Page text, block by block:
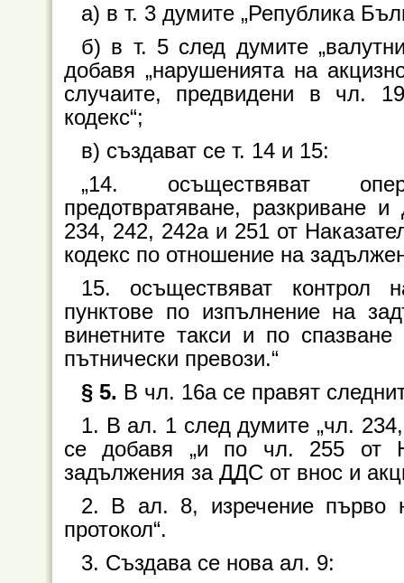
а) в т. 3 думите „Република
б) в т. 5 след думите
добавя „нарушенията на
случаите, предвидени в чл.
кодекс“;
в) създават се т. 14 и 15:
„14. осъществяват
предотвратяване, разкриване
234, 242, 242а и 251 от
кодекс по отношение на
15. осъществяват контрол
пунктове по изпълнение на
винетните такси и по
пътнически превози.“
§ 5. В чл. 16а се правят
1. В ал. 1 след думите „чл.
се добавя „и по чл. 255 от
задължения за ДДС от внос и
2. В ал. 8, изречение първо
протокол“.
3. Създава се нова ал. 9: